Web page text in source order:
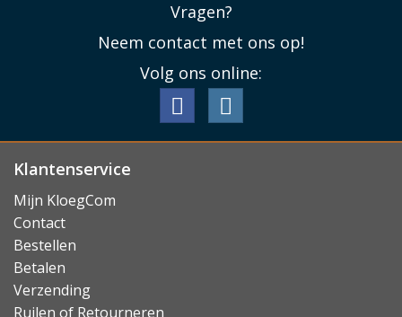
Vragen?
Neem contact met ons op!
Volg ons online:
Klantenservice
Mijn KloegCom
Contact
Bestellen
Betalen
Verzending
Ruilen of Retourneren